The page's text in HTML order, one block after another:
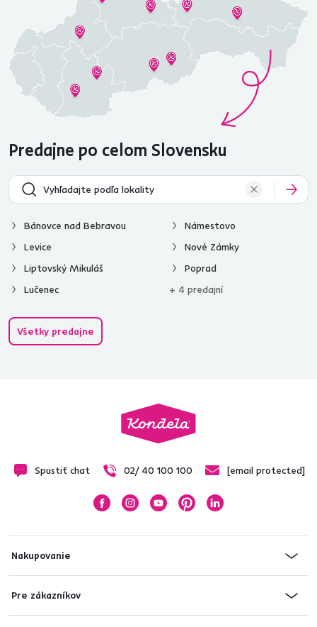
Predajne po celom Slovensku
Bánovce nad Bebravou
Levice
Liptovský Mikuláš
Lučenec
Námestovo
Nové Zámky
Poprad
+ 4 predajní
Všetky predajne
Spustiť chat 02/ 40 100 100 [email protected]
Nakupovanie
Pre zákazníkov